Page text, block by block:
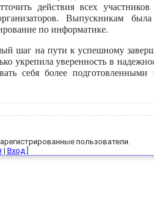
действия всех
Выпускникам была
по информатике.
шаг на пути к успешному
укрепила уверенность в
себя более
пользователи.
| Вход]